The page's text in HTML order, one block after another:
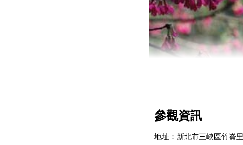
在熊空，除了能分秒感受
參觀資訊
地址：新北市三峽區竹崙